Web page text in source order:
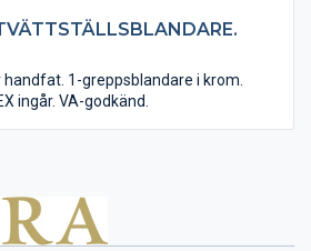
1-greppsblandare i krom.
ingår. VA-godkänd.